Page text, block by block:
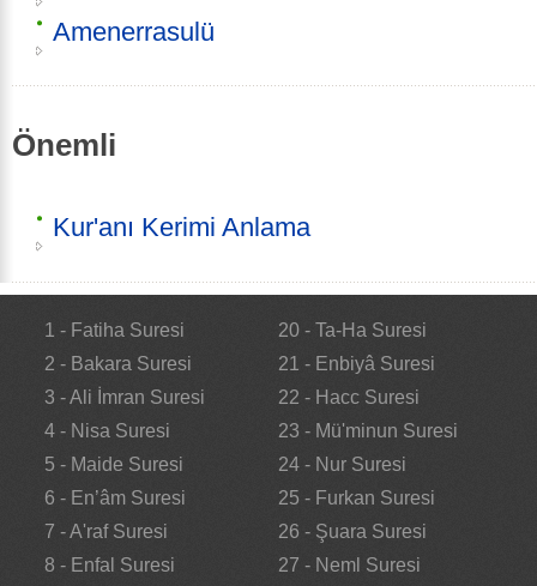
Amenerrasulü
Önemli
Kur'anı Kerimi Anlama
1 - Fatiha Suresi
2 - Bakara Suresi
3 - Ali İmran Suresi
4 - Nisa Suresi
5 - Maide Suresi
6 - En’âm Suresi
7 - A'raf Suresi
8 - Enfal Suresi
20 - Ta-Ha Suresi
21 - Enbiyâ Suresi
22 - Hacc Suresi
23 - Mü'minun Suresi
24 - Nur Suresi
25 - Furkan Suresi
26 - Şuara Suresi
27 - Neml Suresi